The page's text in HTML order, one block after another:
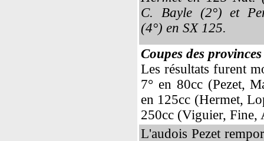
C. Bayle (2°) et
(4°) en SX 125.
Coupes des provinces
Les résultats furent
7° en 80cc (Pezet,
en 125cc (Hermet,
250cc (Viguier, Fine,
L'audois Pezet